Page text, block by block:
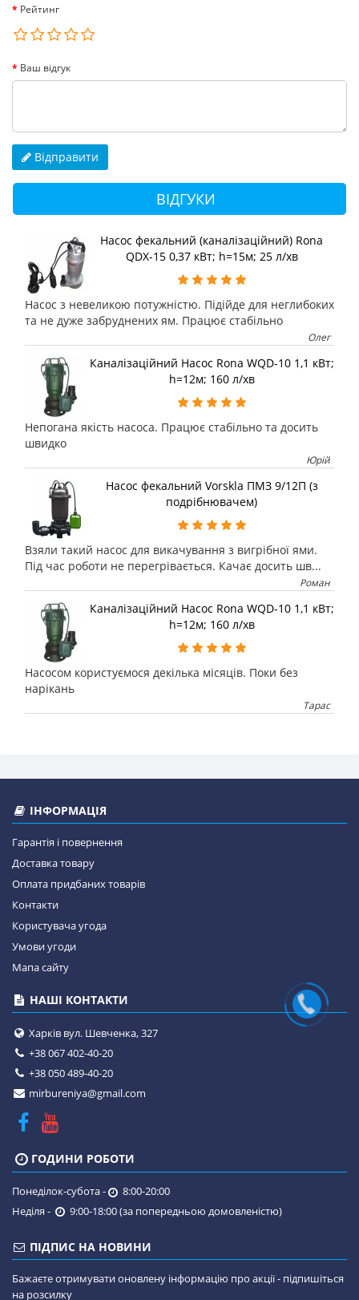
Рейтинг
Ваш відгук
Відправити
ВІДГУКИ
Насос фекальний (каналізаційний) Rona
QDX-15 0,37 кВт; h=15м; 25 л/хв
Насос з невеликою потужністю. Підійде для неглибоких
та не дуже забруднених ям. Працює стабільно
Олег
Каналізаційний Насос Rona WQD-10 1,1 кВт;
h=12м; 160 л/хв
Непогана якість насоса. Працює стабільно та досить
швидко
Юрій
Насос фекальний Vorskla ПМЗ 9/12П (з
подрібнювачем)
Взяли такий насос для викачування з вигрібної ями.
Під час роботи не перегрівається. Качає досить шв...
Роман
Каналізаційний Насос Rona WQD-10 1,1 кВт;
h=12м; 160 л/хв
Насосом користуємося декілька місяців. Поки без
нарікань
Тарас
ІНФОРМАЦІЯ
Гарантія і повернення
Доставка товару
Оплата придбаних товарів
Контакти
Користувача угода
Умови угоди
Мапа сайту
НАШІ КОНТАКТИ
Харків вул. Шевченка, 327
+38 067 402-40-20
+38 050 489-40-20
mirbureniya@gmail.com
ГОДИНИ РОБОТИ
Понеділок-субота -
8:00-20:00
Неділя -
9:00-18:00 (за попередньою домовленістю)
ПІДПИС НА НОВИНИ
Бажаєте отримувати оновлену інформацію про акції - підпишіться
на розсилку